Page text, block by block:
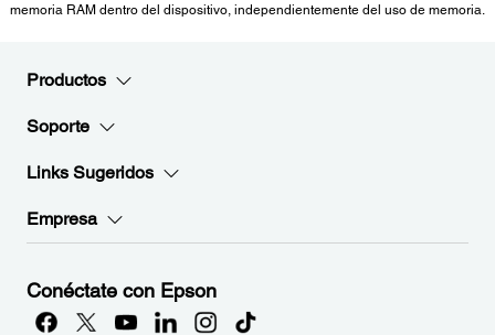
memoria RAM dentro del dispositivo, independientemente del uso de memoria.
Productos
Soporte
Links Sugeridos
Empresa
Conéctate con Epson